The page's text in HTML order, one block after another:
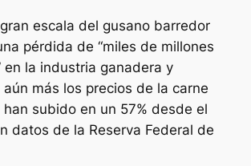
escala del gusano barredor
pérdida de “miles de millones
en la industria ganadera y
más los precios de la carne
subido en un 57% desde el
datos de la Reserva Federal de